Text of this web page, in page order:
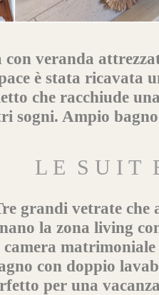
con veranda
è stata ricavata
che racchiude
sogni. Ampio
L E S U I T
grandi vetrate che
la zona living
matrimoniale
con doppio
per una